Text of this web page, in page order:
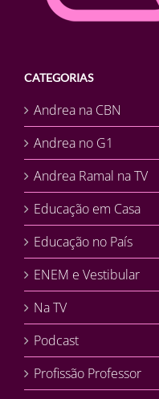
CATEGORIAS
Andrea na CBN
Andrea no G1
Andrea Ramal na TV
Educação em Casa
Educação no País
ENEM e Vestibular
Na TV
Podcast
Profissão Professor